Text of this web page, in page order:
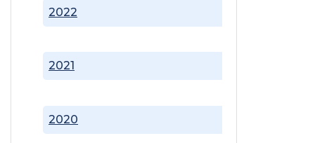
2020
2021
2022